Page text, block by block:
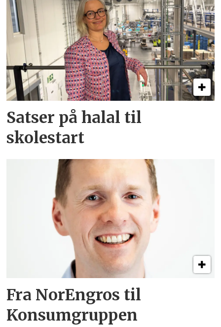
Satser på halal til
skolestart
Fra NorEngros til
Konsumgruppen